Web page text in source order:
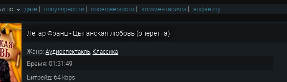
по: дате | популярности | посещаемости | комментариям | алфавиту
Легар Франц - Цыганская любовь (оперетта)
Жанр:Аудиоспектакль, Классика
Время: 01:31:49
Битрейд: 64 kbps